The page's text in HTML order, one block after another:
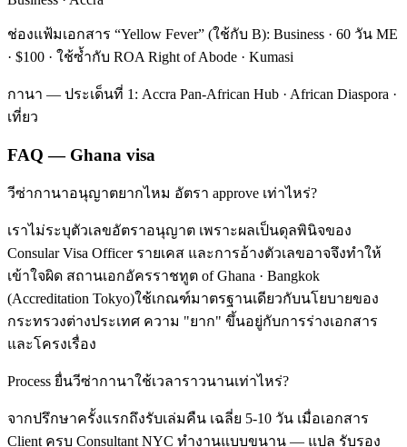
ช่องแฟ้มเอกสาร “Yellow Fever” (ใช้กับ B): Business · 60 วัน ME
· $100 · ใช้ซ้ำกับ ROA Right of Abode · Kumasi
กานา — ประเด็นที่ 1: Accra Pan-African Hub · African Diaspora ·
เที่ยว
FAQ — Ghana visa
วีซ่ากานาอนุญาตยากไหม อัตรา approve เท่าไหร่?
เราไม่ระบุตัวเลขอัตราอนุญาต เพราะผลเป็นดุลพินิจของ
Consular Visa Officer รายเคส และการอ้างตัวเลขอาจจึงทำให้
เข้าใจผิด สถานเอกอัครราชทูต of Ghana · Bangkok
(Accreditation Tokyo)ใช้เกณฑ์มาตรฐานเดียวกับนโยบายของ
กระทรวงต่างประเทศ ความ "ยาก" ขึ้นอยู่กับการร่างเอกสาร
และโครงเรื่อง
Process ยื่นวีซ่ากานาใช้เวลาราวนานเท่าไหร่?
จากปรึกษาครั้งแรกถึงรับเล่มคืน เฉลี่ย 5-10 วัน เมื่อเอกสาร
Client ครบ Consultant NYC ทำงานแบบขนาน — แปล รับรอง